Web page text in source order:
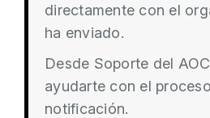
directamente con el
ha enviado.
Desde Soporte del
ayudarte con el
notificación.